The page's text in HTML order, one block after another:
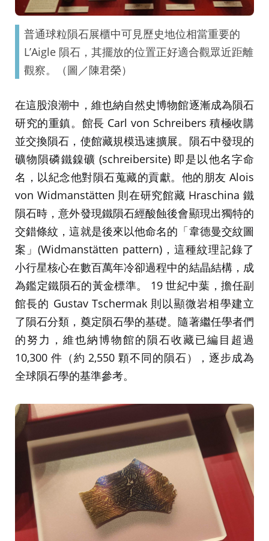
普通球粒隕石展櫃中可見歷史地位相當重要的
L’Aigle 隕石，其擺放的位置正好適合觀眾近距離
觀察。（圖／陳君榮）
在這股浪潮中，維也納自然史博物館逐漸成為隕石
研究的重鎮。館長 Carl von Schreibers 積極收購
並交換隕石，使館藏規模迅速擴展。隕石中發現的
礦物隕磷鐵鎳礦 (schreibersite) 即是以他名字命
名，以紀念他對隕石蒐藏的貢獻。他的朋友 Alois
von Widmanstätten 則在研究館藏 Hraschina 鐵
隕石時，意外發現鐵隕石經酸蝕後會顯現出獨特的
交錯條紋，這就是後來以他命名的「韋德曼交紋圖
案」(Widmanstätten pattern)，這種紋理記錄了
小行星核心在數百萬年冷卻過程中的結晶結構，成
為鑑定鐵隕石的黃金標準。 19 世紀中葉，擔任副
館長的 Gustav Tschermak 則以顯微岩相學建立
了隕石分類，奠定隕石學的基礎。隨著繼任學者們
的努力，維也納博物館的隕石收藏已編目超過
10,300 件（約 2,550 顆不同的隕石），逐步成為
全球隕石學的基準參考。